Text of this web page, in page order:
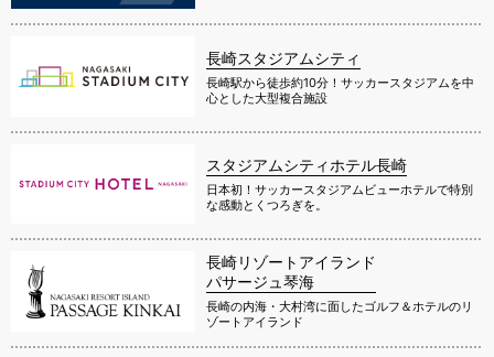
長崎スタジアムシティ
長崎駅から徒歩約10分！サッカースタジアムを中
心とした大型複合施設
スタジアムシティホテル長崎
日本初！サッカースタジアムビューホテルで特別
な感動とくつろぎを。
長崎リゾートアイランド
パサージュ琴海
長崎の内海・大村湾に面したゴルフ＆ホテルのリ
ゾートアイランド